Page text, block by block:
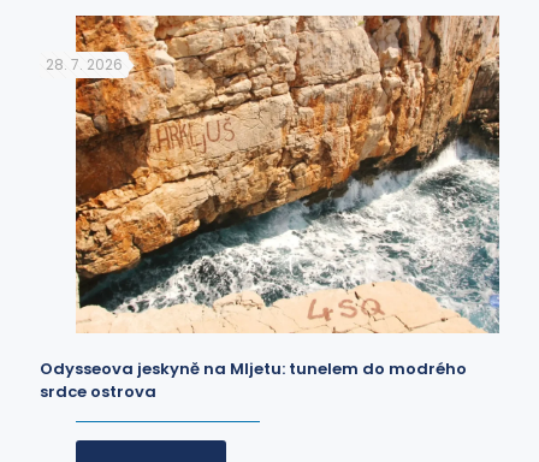
28. 7. 2026
Odysseova jeskyně na Mljetu: tunelem do modrého
srdce ostrova